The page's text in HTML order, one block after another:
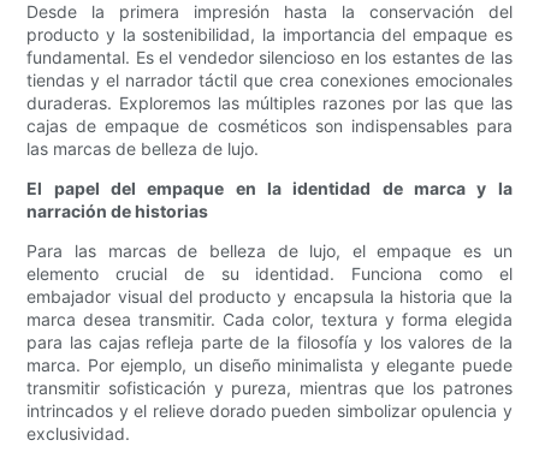
Desde la primera impresión hasta la conservación del
producto y la sostenibilidad, la importancia del empaque es
fundamental. Es el vendedor silencioso en los estantes de las
tiendas y el narrador táctil que crea conexiones emocionales
duraderas. Exploremos las múltiples razones por las que las
cajas de empaque de cosméticos son indispensables para
las marcas de belleza de lujo.
El papel del empaque en la identidad de marca y la
narración de historias
Para las marcas de belleza de lujo, el empaque es un
elemento crucial de su identidad. Funciona como el
embajador visual del producto y encapsula la historia que la
marca desea transmitir. Cada color, textura y forma elegida
para las cajas refleja parte de la filosofía y los valores de la
marca. Por ejemplo, un diseño minimalista y elegante puede
transmitir sofisticación y pureza, mientras que los patrones
intrincados y el relieve dorado pueden simbolizar opulencia y
exclusividad.